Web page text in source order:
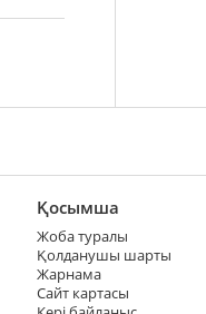
Қосымша
Жоба туралы
Қолданушы шарты
Жарнама
Сайт картасы